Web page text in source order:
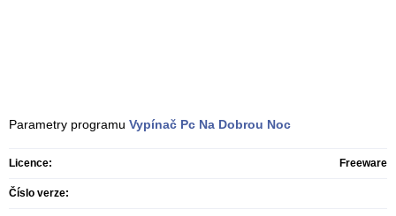
Parametry programu Vypínač Pc Na Dobrou Noc
Licence: Freeware
Číslo verze: